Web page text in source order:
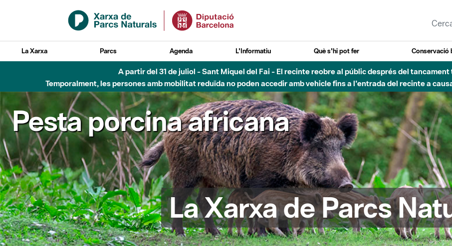
Salta al contingut principal
La Xarxa Parcs Agenda L'Informatiu Què s'hi pot fer
A partir del 31 de juliol - Sant Miquel del Fai - El recinte reobre al públic després del
Temporalment, les persones amb mobilitat reduïda no poden accedir amb vehicle fins a l'entrada del recinte a
Pesta porcina africana
La Xarxa de Parcs